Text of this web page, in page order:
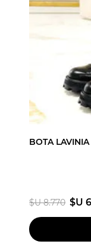
BOTA
$U 8.770 $U